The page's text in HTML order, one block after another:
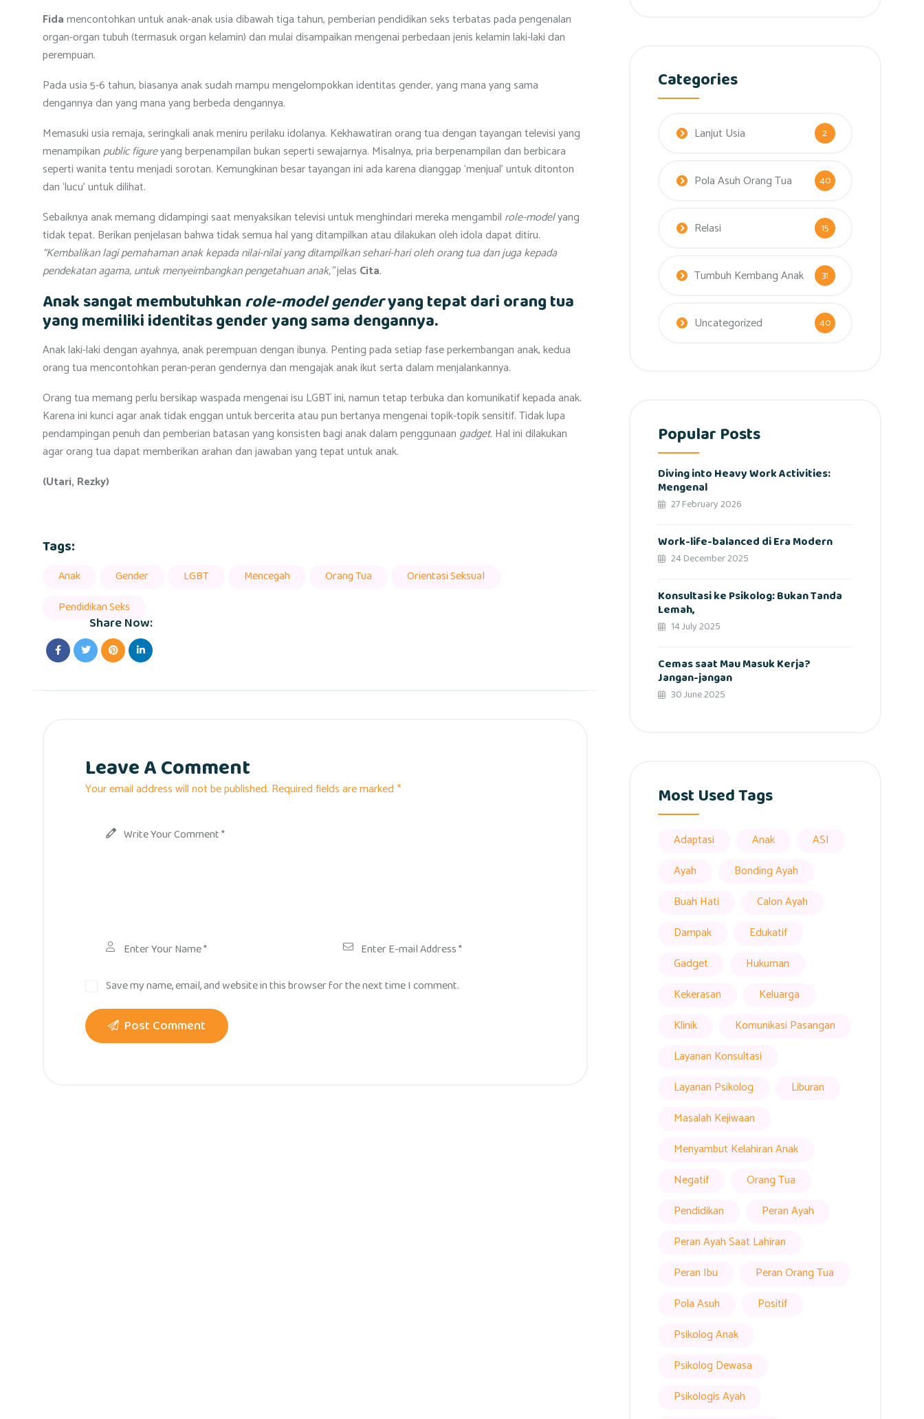
Fidamencontohkan untuk anak-anak usia dibawah tiga tahun, pemberian pendidikan seks terbatas pada pengenalan
organ-organ tubuh (termasuk organ kelamin) dan mulai disampaikan mengenai perbedaan jenis kelamin laki-laki dan
perempuan.
Pada usia 5-6 tahun, biasanya anak sudah mampu mengelompokkan identitas gender, yang mana yang sama
dengannya dan yang mana yang berbeda dengannya.
Memasuki usia remaja, seringkali anak meniru perilaku idolanya. Kekhawatiran orang tua dengan tayangan televisi yang
menampikanpublic figureyang berpenampilan bukan seperti sewajarnya. Misalnya, pria berpenampilan dan berbicara
seperti wanita tentu menjadi sorotan. Kemungkinan besar tayangan ini ada karena dianggap ‘menjual’ untuk ditonton
dan ‘lucu’ untuk dilihat.
Sebaiknya anak memang didampingi saat menyaksikan televisi untuk menghindari mereka mengambil role-modelyang
tidak tepat. Berikan penjelasan bahwa tidak semua hal yang ditampilkan atau dilakukan oleh idola dapat ditiru.
“Kembalikan lagi pemahaman anak kepada nilai-nilai yang ditampilkan sehari-hari oleh orang tua dan juga kepada
pendekatan agama, untuk menyeimbangkan pengetahuan anak,”jelas Cita.
Anak sangat membutuhkanrole-model genderyang tepat dari orang tua
yang memiliki identitas gender yang sama dengannya.
Anak laki-laki dengan ayahnya, anak perempuan dengan ibunya. Penting pada setiap fase perkembangan anak, kedua
orang tua mencontohkan peran-peran gendernya dan mengajak anak ikut serta dalam menjalankannya.
Orang tua memang perlu bersikap waspada mengenai isu LGBT ini, namun tetap terbuka dan komunikatif kepada anak.
Karena ini kunci agar anak tidak enggan untuk bercerita atau pun bertanya mengenai topik-topik sensitif. Tidak lupa
pendampingan penuh dan pemberian batasan yang konsisten bagi anak dalam penggunaangadget. Hal ini dilakukan
agar orang tua dapat memberikan arahan dan jawaban yang tepat untuk anak.
(Utari, Rezky)
Tags:
Anak Gender LGBT Mencegah Orang Tua
Orientasi Seksual
Pendidikan Seks
Share Now:
Leave A Comment
Your email address will not be published. Required fields are marked *
Save my name, email, and website in this browser for the next time I comment.
Post Comment
Categories
Lanjut Usia 2
Pola Asuh Orang Tua 40
Relasi 15
Tumbuh Kembang Anak 31
Uncategorized 40
Popular Posts
Diving into Heavy Work Activities:
Mengenal
27 February 2026
Work-life-balanced di Era Modern
24 December 2025
Konsultasi ke Psikolog: Bukan Tanda
Lemah,
14 July 2025
Cemas saat Mau Masuk Kerja?
Jangan-jangan
30 June 2025
Most Used Tags
Adaptasi Anak
ASI
Ayah
Bonding Ayah
Buah Hati
Calon Ayah
Dampak
Edukatif
Gadget
Hukuman
Kekerasan
Keluarga
Klinik
Komunikasi Pasangan
Layanan Konsultasi
Layanan Psikolog
Liburan
Masalah Kejiwaan
Menyambut Kelahiran Anak
Negatif
Orang Tua
Pendidikan
Peran Ayah
Peran Ayah Saat Lahiran
Peran Ibu
Peran Orang Tua
Pola Asuh
Positif
Psikolog Anak
Psikolog Dewasa
Psikologis Ayah